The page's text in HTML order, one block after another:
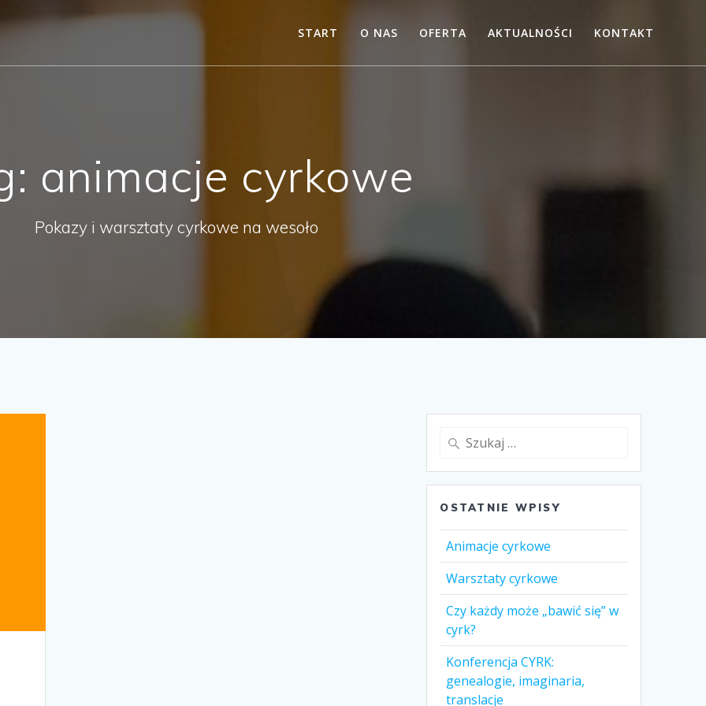
START O NAS OFERTA AKTUALNOŚCI KONTAKT
animacje cyrkowe
Pokazy i warsztaty cyrkowe na wesoło
Szukaj:
OSTATNIE WPISY
Animacje cyrkowe
Warsztaty cyrkowe
Czy każdy może „bawić się” w
cyrk?
Konferencja CYRK:
genealogie, imaginaria,
translacje